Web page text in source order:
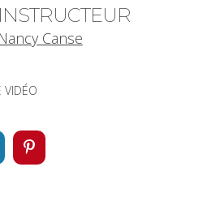
INSTRUCTEUR
Nancy Canse
VIDÉO